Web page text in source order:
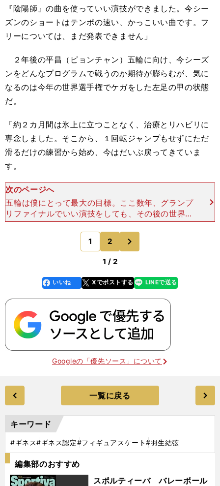
『陰陽師』の曲を使っていい演技ができました。今シー
ズンのショートはテンポの速い、かっこいい曲です。フ
リーについては、まだ発表できません」
２年後の平昌（ピョンチャン）五輪に向け、今シーズ
ンをどんなプログラムで戦うのか期待が膨らむが、気に
なるのは今年の世界選手権でケガをした左足の甲の状態
だ。
「約２カ月間は氷上に立つことなく、治療とリハビリに
専念しました。そこから、１回転ジャンプもせずにただ
滑るだけの練習から始め、今はだいぶ戻ってきていま
す。
次のページへ
五輪は僕にとって最大の目標。ここ数年、グランプ
リファイナルでいい演技をしても、その後の世界選
手権に向けていい調整ができないことが多くなって
いるので、一戦ずつ全力を尽くすのはもちろんです
が、平昌五輪にピ
1 2
1 / 2
faceboo
k
いいね Xでポストする
line LINEで送る
Googleの「優先ソース」について
一覧に戻る
キーワード
#ギネス#ギネス認定#フィギュアスケート#羽生結弦
編集部のおすすめ
スポルティーバ バレーボール